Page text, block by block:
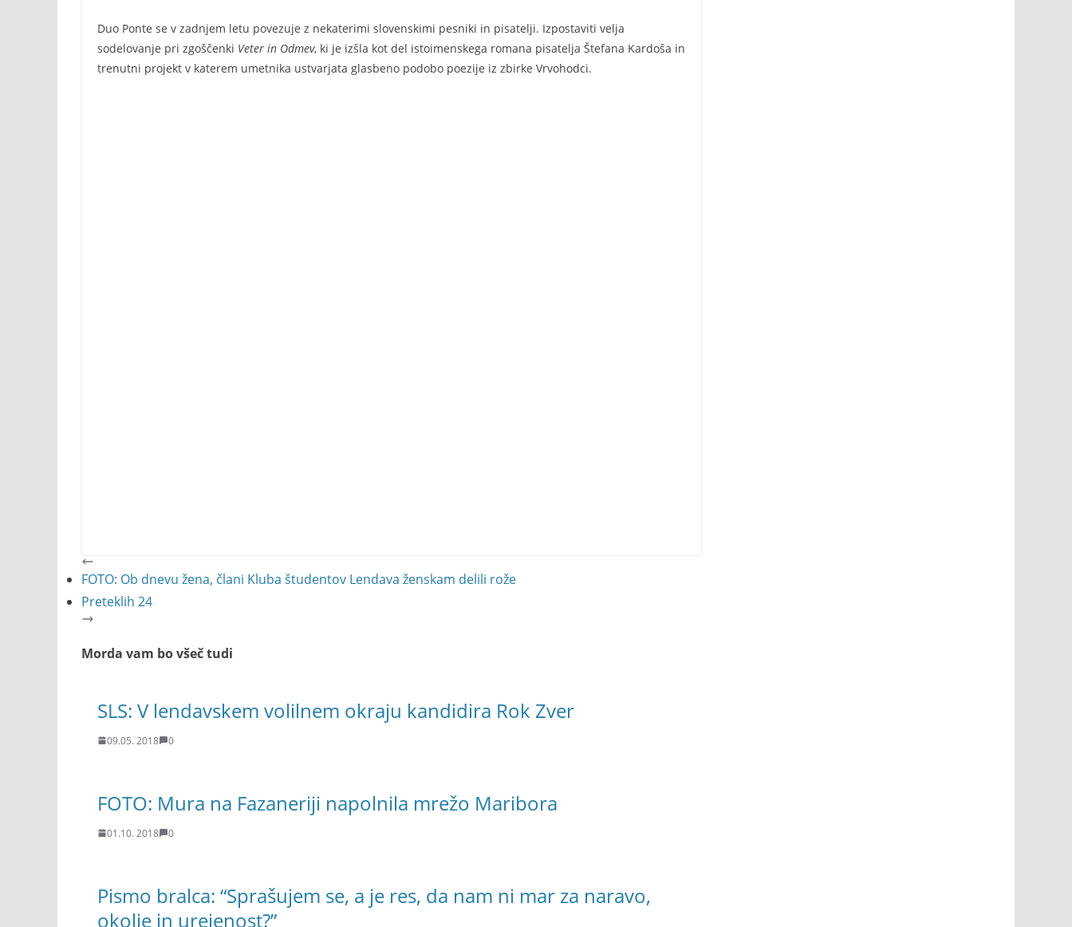
Duo Ponte se v zadnjem letu povezuje z nekaterimi slovenskimi pesniki in pisatelji. Izpostaviti velja
sodelovanje pri zgoščenki Veter in Odmev, ki je izšla kot del istoimenskega romana pisatelja Štefana Kardoša in
trenutni projekt v katerem umetnika ustvarjata glasbeno podobo poezije iz zbirke Vrvohodci.
FOTO: Ob dnevu žena, člani Kluba študentov Lendava ženskam delili rože
Preteklih 24
Morda vam bo všeč tudi
SLS: V lendavskem volilnem okraju kandidira Rok Zver
09.05. 2018 0
FOTO: Mura na Fazaneriji napolnila mrežo Maribora
01.10. 2018 0
Pismo bralca: “Sprašujem se, a je res, da nam ni mar za naravo,
okolje in urejenost?”